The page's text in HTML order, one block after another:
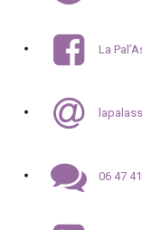
La
06 47